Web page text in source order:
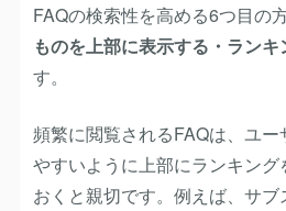
FAQの検索性を高める6つ目の方
ものを上部に表示する・ラン
す。
頻繁に閲覧されるFAQは、ユ
やすいように上部にランキン
おくと親切です。例えば、サ